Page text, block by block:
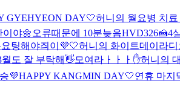
GYEHYEON DAY🤍허니의 월요병 치
이야🌼 오류때문에 10분늦음HVD326🍰4
팅해야즤이💜🤍허니의 화이트데이라디
월도 잘 부탁해👋모여라ㅏㅏㅏ✋허니의
💜HAPPY KANGMIN DAY🤍연휴 마지